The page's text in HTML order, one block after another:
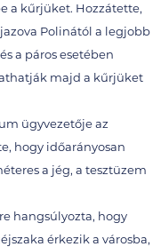
a kűrjüket. Hozzátette,
Polinától a legjobb
a páros esetében
majd a kűrjüket
ügyvezetője az
hogy időarányosan
a jég, a tesztüzem
hangsúlyozta, hogy
érkezik a városba,